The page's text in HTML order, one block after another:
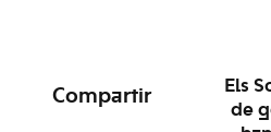
Compartir
Els
de